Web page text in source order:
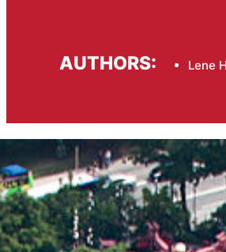
AUTHORS: Lene